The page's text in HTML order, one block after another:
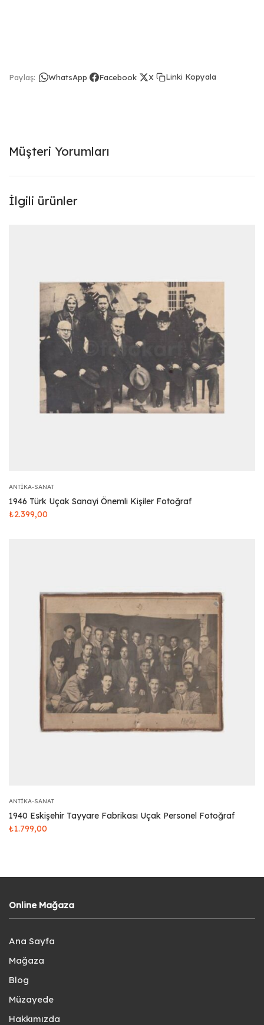
Paylaş: WhatsApp Facebook X Linki Kopyala
Müşteri Yorumları
İlgili ürünler
ANTIKA-SANAT
1946 Türk Uçak Sanayi Önemli Kişiler Fotoğraf
₺2.399,00
ANTIKA-SANAT
1940 Eskişehir Tayyare Fabrikası Uçak Personel Fotoğraf
₺1.799,00
Online Mağaza
Ana Sayfa
Mağaza
Blog
Müzayede
Hakkımızda